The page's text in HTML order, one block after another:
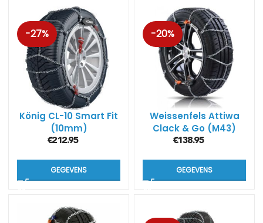
-27%
König CL-10 Smart Fit
(10mm)
€212.95
GEGEVENS
-20%
Weissenfels Attiwa
Clack & Go (M43)
€138.95
GEGEVENS